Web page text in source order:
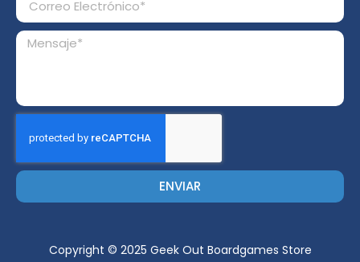
ENVIAR
Copyright © 2025 Geek Out Boardgames Store